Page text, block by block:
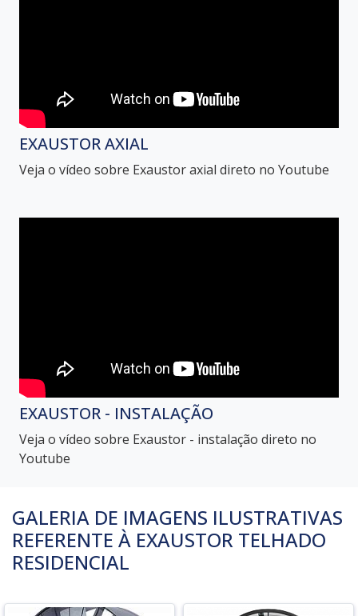
EXAUSTOR AXIAL
Veja o vídeo sobre Exaustor axial direto no Youtube
EXAUSTOR - INSTALAÇÃO
Veja o vídeo sobre Exaustor - instalação direto no
Youtube
GALERIA DE IMAGENS ILUSTRATIVAS
REFERENTE À EXAUSTOR TELHADO
RESIDENCIAL